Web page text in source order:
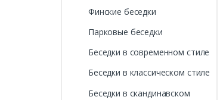
Финские беседки
Парковые беседки
Беседки в современном стиле
Беседки в классическом стиле
Беседки в скандинавском